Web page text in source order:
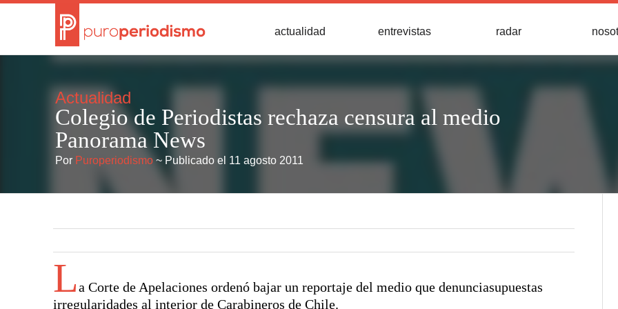
actualidad entrevistas radar
Actualidad
Colegio de Periodistas rechaza censura al medio
Panorama News
Por Puroperiodismo ~ Publicado el 11 agosto 2011
La Corte de Apelaciones ordenó bajar un reportaje del medio que denunciasupuestas
irregularidades al interior de Carabineros de Chile.